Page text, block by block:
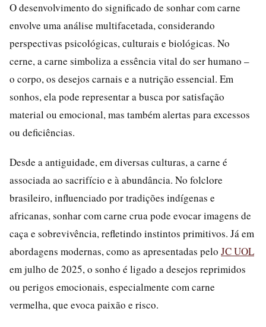
O desenvolvimento do significado de sonhar com carne
envolve uma análise multifacetada, considerando
perspectivas psicológicas, culturais e biológicas. No
cerne, a carne simboliza a essência vital do ser humano –
o corpo, os desejos carnais e a nutrição essencial. Em
sonhos, ela pode representar a busca por satisfação
material ou emocional, mas também alertas para excessos
ou deficiências.
Desde a antiguidade, em diversas culturas, a carne é
associada ao sacrifício e à abundância. No folclore
brasileiro, influenciado por tradições indígenas e
africanas, sonhar com carne crua pode evocar imagens de
caça e sobrevivência, refletindo instintos primitivos. Já em
abordagens modernas, como as apresentadas pelo JC UOL
em julho de 2025, o sonho é ligado a desejos reprimidos
ou perigos emocionais, especialmente com carne
vermelha, que evoca paixão e risco.